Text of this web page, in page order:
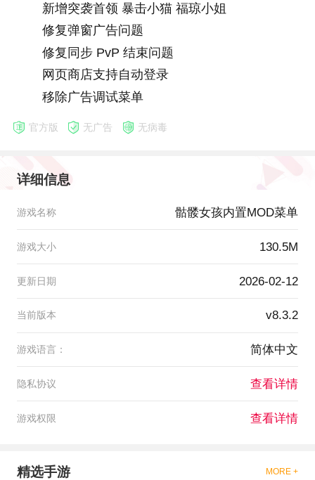
新增突袭首领 暴击小猫 福琼小姐
修复弹窗广告问题
修复同步 PvP 结束问题
网页商店支持自动登录
移除广告调试菜单
官方版 无广告 无病毒
详细信息
游戏名称 骷髅女孩内置MOD菜单
游戏大小 130.5M
更新日期 2026-02-12
当前版本 v8.3.2
游戏语言： 简体中文
隐私协议 查看详情
游戏权限 查看详情
精选手游 MORE +